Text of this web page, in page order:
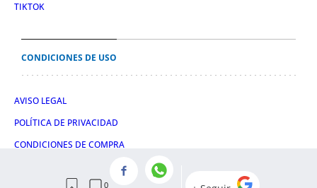
TIKTOK
CONDICIONES DE USO
AVISO LEGAL
POLÍTICA DE PRIVACIDAD
CONDICIONES DE COMPRA